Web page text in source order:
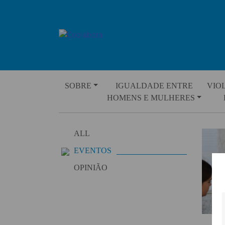
SOBRE
IGUALDADE ENTRE
HOMENS E MULHERES
ALL
EVENTOS
OPINIÃO